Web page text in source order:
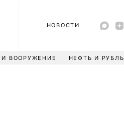
НОВОСТИ
ВООРУЖЕНИЕ НЕФТЬ И РУБЛЬ